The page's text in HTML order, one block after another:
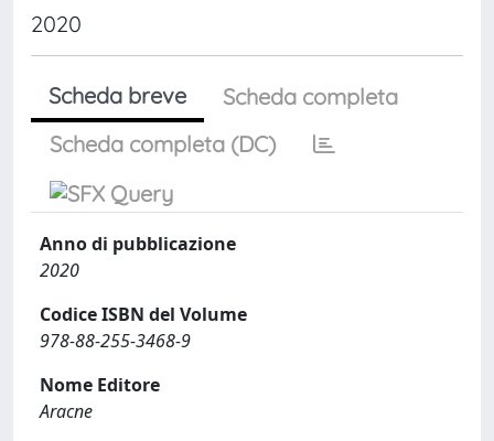
2020
Scheda breve
Scheda completa
Scheda completa (DC)
Anno di pubblicazione
2020
Codice ISBN del Volume
978-88-255-3468-9
Nome Editore
Aracne